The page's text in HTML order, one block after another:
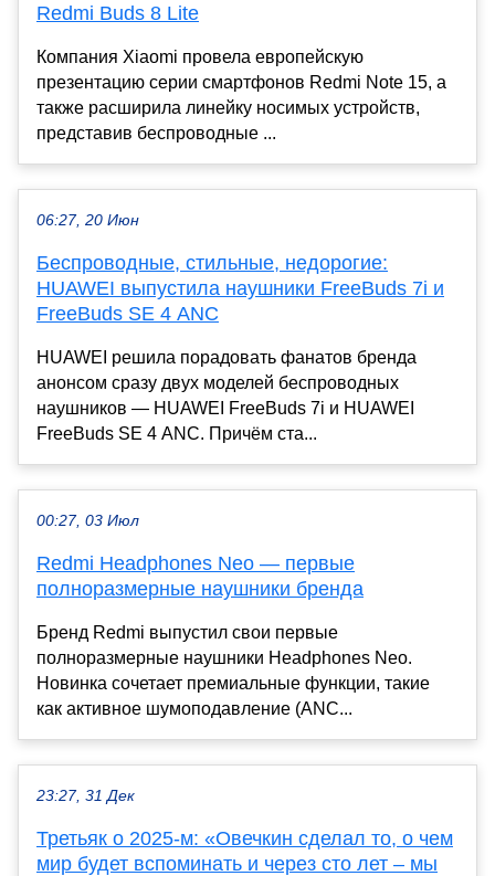
Redmi Buds 8 Lite
Компания Xiaomi провела европейскую
презентацию серии смартфонов Redmi Note 15, а
также расширила линейку носимых устройств,
представив беспроводные ...
06:27, 20 Июн
Беспроводные, стильные, недорогие:
HUAWEI выпустила наушники FreeBuds 7i и
FreeBuds SE 4 ANC
HUAWEI решила порадовать фанатов бренда
анонсом сразу двух моделей беспроводных
наушников — HUAWEI FreeBuds 7i и HUAWEI
FreeBuds SE 4 ANC. Причём ста...
00:27, 03 Июл
Redmi Headphones Neo — первые
полноразмерные наушники бренда
Бренд Redmi выпустил свои первые
полноразмерные наушники Headphones Neo.
Новинка сочетает премиальные функции, такие
как активное шумоподавление (ANC...
23:27, 31 Дек
Третьяк о 2025-м: «Овечкин сделал то, о чем
мир будет вспоминать и через сто лет – мы